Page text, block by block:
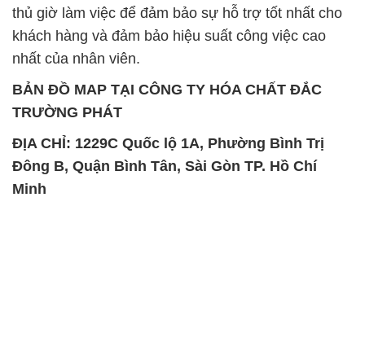
thủ giờ làm việc để đảm bảo sự hỗ trợ tốt nhất cho
khách hàng và đảm bảo hiệu suất công việc cao
nhất của nhân viên.
BẢN ĐỒ MAP TẠI CÔNG TY HÓA CHẤT ĐẮC
TRƯỜNG PHÁT
ĐỊA CHỈ: 1229C Quốc lộ 1A, Phường Bình Trị
Đông B, Quận Bình Tân, Sài Gòn TP. Hồ Chí
Minh